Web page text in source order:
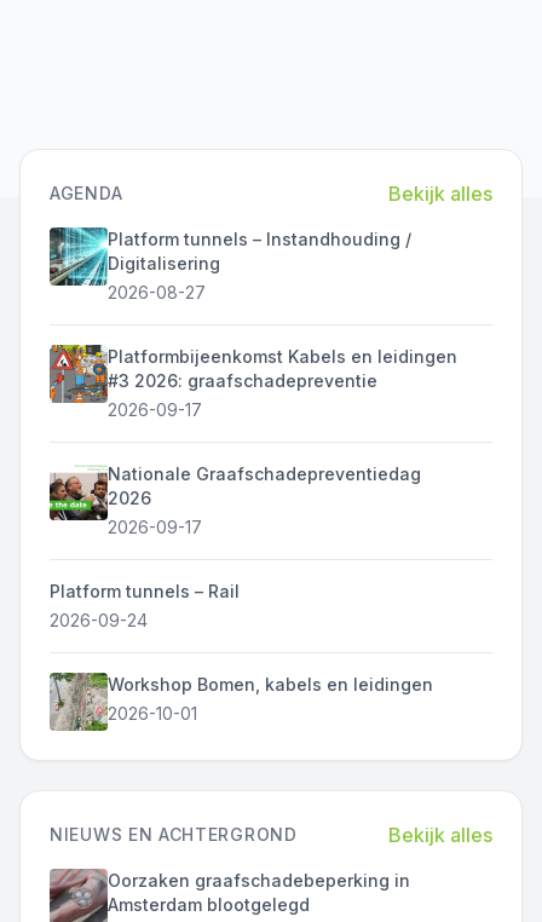
AGENDA Bekijk alles
Platform tunnels – Instandhouding /
Digitalisering
2026-08-27
Platformbijeenkomst Kabels en leidingen
#3 2026: graafschadepreventie
2026-09-17
Nationale Graafschadepreventiedag
2026
2026-09-17
Platform tunnels – Rail
2026-09-24
Workshop Bomen, kabels en leidingen
2026-10-01
NIEUWS EN ACHTERGROND Bekijk alles
Oorzaken graafschadebeperking in
Amsterdam blootgelegd